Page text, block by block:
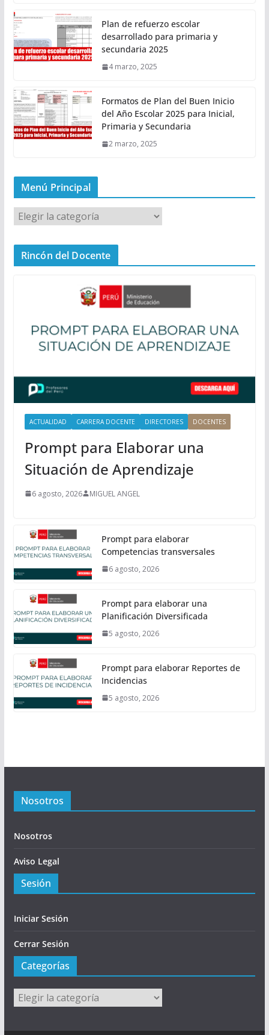
Plan de refuerzo escolar
desarrollado para primaria y
secundaria 2025
4 marzo, 2025
Formatos de Plan del Buen Inicio
del Año Escolar 2025 para Inicial,
Primaria y Secundaria
2 marzo, 2025
Menú Principal
M
n
a
Rincón del Docente
ACTUALIDAD CARRERA DOCENTE DIRECTORES DOCENTES
Prompt para Elaborar una
Situación de Aprendizaje
6 agosto, 2026 MIGUEL ANGEL
Prompt para elaborar
Competencias transversales
6 agosto, 2026
Prompt para elaborar una
Planificación Diversificada
5 agosto, 2026
Prompt para elaborar Reportes de
Incidencias
5 agosto, 2026
Nosotros
Nosotros
Aviso Legal
Sesión
Iniciar Sesión
Cerrar Sesión
Categorías
Categorías